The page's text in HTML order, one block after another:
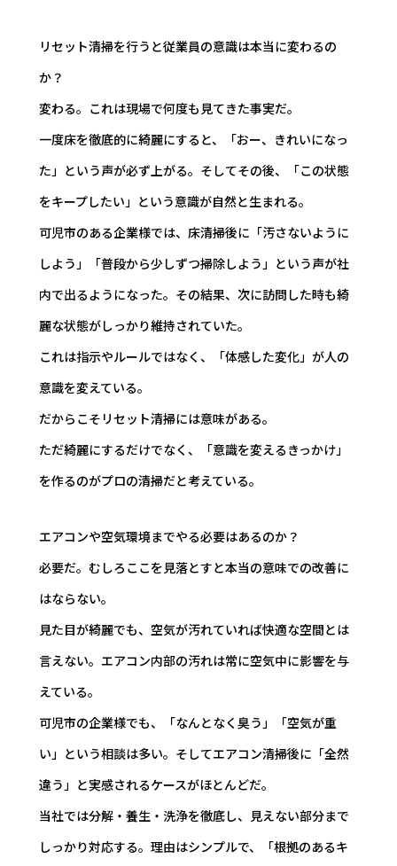
リセット清掃を行うと従業員の意識は本当に変わるの
か？
変わる。これは現場で何度も見てきた事実だ。
一度床を徹底的に綺麗にすると、「おー、きれいになっ
た」という声が必ず上がる。そしてその後、「この状態
をキープしたい」という意識が自然と生まれる。
可児市のある企業様では、床清掃後に「汚さないように
しよう」「普段から少しずつ掃除しよう」という声が社
内で出るようになった。その結果、次に訪問した時も綺
麗な状態がしっかり維持されていた。
これは指示やルールではなく、「体感した変化」が人の
意識を変えている。
だからこそリセット清掃には意味がある。
ただ綺麗にするだけでなく、「意識を変えるきっかけ」
を作るのがプロの清掃だと考えている。
エアコンや空気環境までやる必要はあるのか？
必要だ。むしろここを見落とすと本当の意味での改善に
はならない。
見た目が綺麗でも、空気が汚れていれば快適な空間とは
言えない。エアコン内部の汚れは常に空気中に影響を与
えている。
可児市の企業様でも、「なんとなく臭う」「空気が重
い」という相談は多い。そしてエアコン清掃後に「全然
違う」と実感されるケースがほとんどだ。
当社では分解・養生・洗浄を徹底し、見えない部分まで
しっかり対応する。理由はシンプルで、「根拠のあるキ